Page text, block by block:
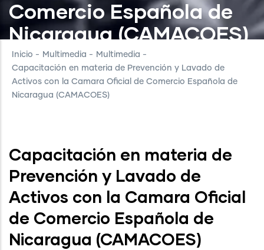
Comercio Española de
Nicaragua (CAMACOES)
Inicio - Multimedia - Multimedia -
Capacitación en materia de Prevención y Lavado de
Activos con la Camara Oficial de Comercio Española de
Nicaragua (CAMACOES)
Capacitación en materia de
Prevención y Lavado de
Activos con la Camara Oficial
de Comercio Española de
Nicaragua (CAMACOES)